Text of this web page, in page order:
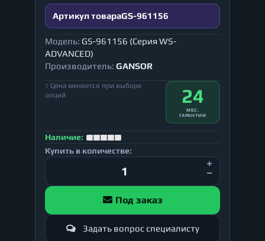
Артикул товараGS-961156
Модель: GS-961156 (Серия WS-
ADVANCED)
Производитель: GANSOR
↕ Цена меняется при выборе
опций
24
МЕС.
ГАРАНТИИ
Наличие:
Купить в количестве:
Под заказ
Задать вопрос специалисту